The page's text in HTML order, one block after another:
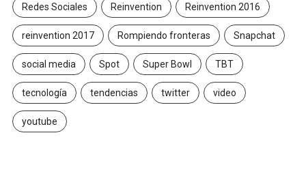
Redes Sociales Reinvention Reinvention 2016
reinvention 2017 Rompiendo fronteras Snapchat
social media Spot Super Bowl TBT
tecnología tendencias twitter video
youtube